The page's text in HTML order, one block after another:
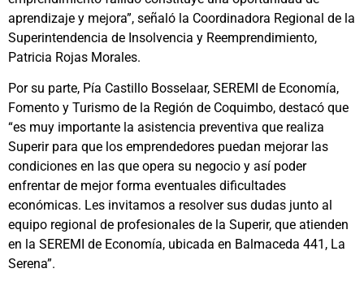
aprendizaje y mejora”, señaló la Coordinadora Regional de la
Superintendencia de Insolvencia y Reemprendimiento,
Patricia Rojas Morales.
Por su parte, Pía Castillo Bosselaar, SEREMI de Economía,
Fomento y Turismo de la Región de Coquimbo, destacó que
“es muy importante la asistencia preventiva que realiza
Superir para que los emprendedores puedan mejorar las
condiciones en las que opera su negocio y así poder
enfrentar de mejor forma eventuales dificultades
económicas. Les invitamos a resolver sus dudas junto al
equipo regional de profesionales de la Superir, que atienden
en la SEREMI de Economía, ubicada en Balmaceda 441, La
Serena”.